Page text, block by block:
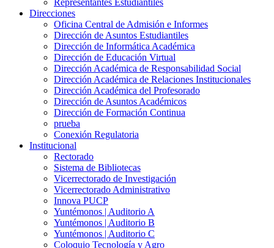
Representantes Estudiantiles
Direcciones
Oficina Central de Admisión e Informes
Dirección de Asuntos Estudiantiles
Dirección de Informática Académica
Dirección de Educación Virtual
Dirección Académica de Responsabilidad Social
Dirección Académica de Relaciones Institucionales
Dirección Académica del Profesorado
Dirección de Asuntos Académicos
Dirección de Formación Continua
prueba
Conexión Regulatoria
Institucional
Rectorado
Sistema de Bibliotecas
Vicerrectorado de Investigación
Vicerrectorado Administrativo
Innova PUCP
Yuntémonos | Auditorio A
Yuntémonos | Auditorio B
Yuntémonos | Auditorio C
Coloquio Tecnología y Agro